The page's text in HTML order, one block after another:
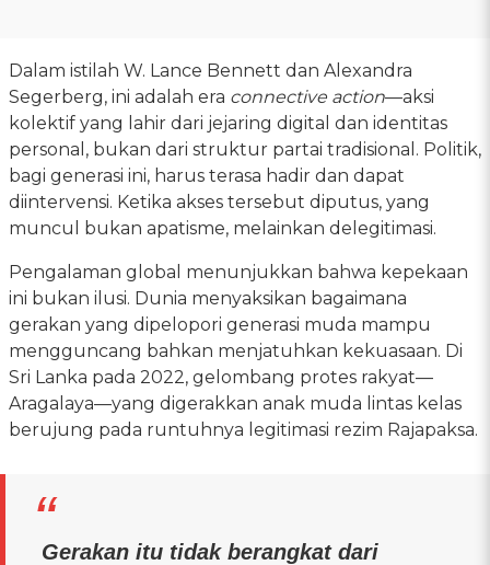
Dalam istilah W. Lance Bennett dan Alexandra
Segerberg, ini adalah era connective action—aksi
kolektif yang lahir dari jejaring digital dan identitas
personal, bukan dari struktur partai tradisional. Politik,
bagi generasi ini, harus terasa hadir dan dapat
diintervensi. Ketika akses tersebut diputus, yang
muncul bukan apatisme, melainkan delegitimasi.
Pengalaman global menunjukkan bahwa kepekaan
ini bukan ilusi. Dunia menyaksikan bagaimana
gerakan yang dipelopori generasi muda mampu
mengguncang bahkan menjatuhkan kekuasaan. Di
Sri Lanka pada 2022, gelombang protes rakyat—
Aragalaya—yang digerakkan anak muda lintas kelas
berujung pada runtuhnya legitimasi rezim Rajapaksa.
Gerakan itu tidak berangkat dari